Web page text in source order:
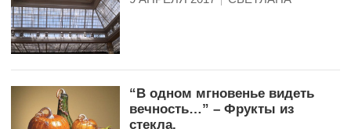
“В одном мгновенье видеть
вечность…” – Фрукты из
стекла.